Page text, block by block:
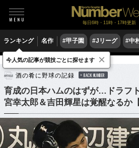
毎日6時・11時・17時更新
ランキング 名作 #甲子園 #Jリーグ #中
野球 プロ野球
酒の肴に野球の記録 BACK NUMBER
育成の日本ハムのはずが…ドラフ
宮幸太郎＆吉田輝星は覚醒なるか
今人気の記事が競技ごとに探せます ×